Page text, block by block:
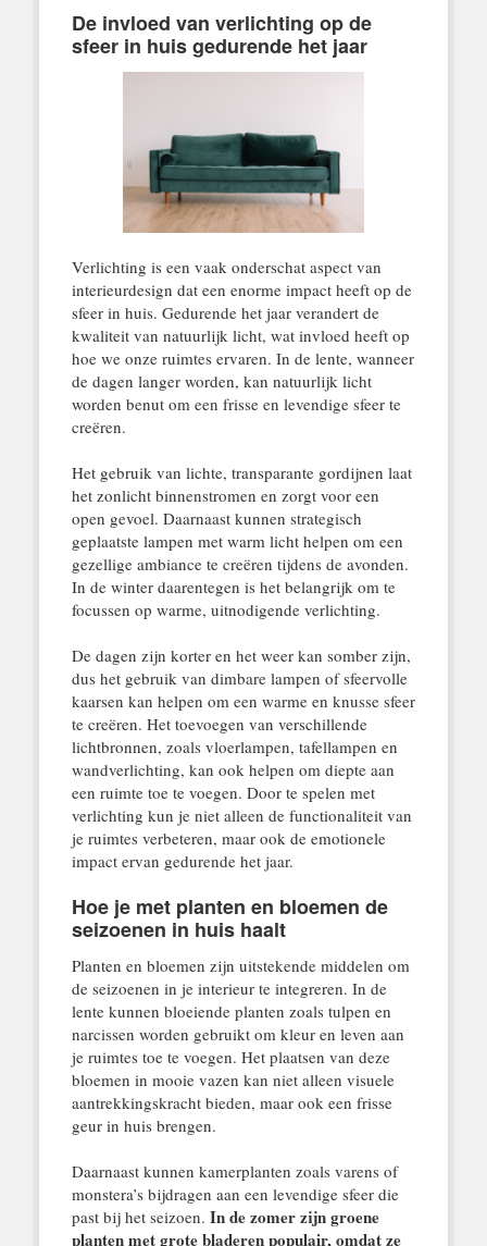
De invloed van verlichting op de
sfeer in huis gedurende het jaar
Verlichting is een vaak onderschat aspect van
interieurdesign dat een enorme impact heeft op de
sfeer in huis. Gedurende het jaar verandert de
kwaliteit van natuurlijk licht, wat invloed heeft op
hoe we onze ruimtes ervaren. In de lente, wanneer
de dagen langer worden, kan natuurlijk licht
worden benut om een frisse en levendige sfeer te
creëren.
Het gebruik van lichte, transparante gordijnen laat
het zonlicht binnenstromen en zorgt voor een
open gevoel. Daarnaast kunnen strategisch
geplaatste lampen met warm licht helpen om een
gezellige ambiance te creëren tijdens de avonden.
In de winter daarentegen is het belangrijk om te
focussen op warme, uitnodigende verlichting.
De dagen zijn korter en het weer kan somber zijn,
dus het gebruik van dimbare lampen of sfeervolle
kaarsen kan helpen om een warme en knusse sfeer
te creëren. Het toevoegen van verschillende
lichtbronnen, zoals vloerlampen, tafellampen en
wandverlichting, kan ook helpen om diepte aan
een ruimte toe te voegen. Door te spelen met
verlichting kun je niet alleen de functionaliteit van
je ruimtes verbeteren, maar ook de emotionele
impact ervan gedurende het jaar.
Hoe je met planten en bloemen de
seizoenen in huis haalt
Planten en bloemen zijn uitstekende middelen om
de seizoenen in je interieur te integreren. In de
lente kunnen bloeiende planten zoals tulpen en
narcissen worden gebruikt om kleur en leven aan
je ruimtes toe te voegen. Het plaatsen van deze
bloemen in mooie vazen kan niet alleen visuele
aantrekkingskracht bieden, maar ook een frisse
geur in huis brengen.
Daarnaast kunnen kamerplanten zoals varens of
monstera’s bijdragen aan een levendige sfeer die
past bij het seizoen. In de zomer zijn groene
planten met grote bladeren populair, omdat ze